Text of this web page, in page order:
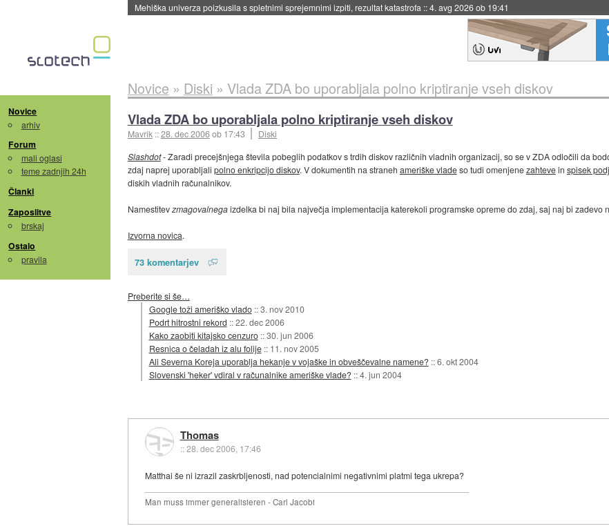
Evropska vesoljska agencija razvija svojo raketo za večkratno uporabo::4. avg 2026 ob 19:41
Novice
arhiv
Forum
mali oglasi
teme zadnjih 24h
Članki
Zaposlitve
brskaj
Ostalo
pravila
Novice » Diski » Vlada ZDA bo uporabljala polno kriptiranje vseh diskov
Vlada ZDA bo uporabljala polno kriptiranje vseh diskov
Mavrik ::28. dec 2006ob 17:43
Diski
Slashdot- Zaradi precejšnjega števila pobeglih podatkov s trdih diskov različnih vladnih organizacij, so se v ZDA odločili da
zdaj naprej uporabljali polno enkripcijo diskov. V dokumentih na straneh ameriške vladeso tudi omenjenezahtevein spisek
diskih vladnih računalnikov.
Namestitevzmagovalnegaizdelka bi naj bila največja implementacija katerekoli programske opreme do zdaj, saj naj bi zadevo
Izvorna novica.
73 komentarjev
Preberite si še…
Google toži ameriško vlado ::3. nov 2010
Podrt hitrostni rekord ::22. dec 2006
Kako zaobiti kitajsko cenzuro ::30. jun 2006
Resnica o čeladah iz alu folije :: 11. nov 2005
Ali Severna Koreja uporablja hekanje v vojaške in obveščevalne namene? ::6. okt 2004
Slovenski 'heker' vdiral v računalnike ameriške vlade? ::4. jun 2004
Thomas
::28. dec 2006, 17:46
Matthai še ni izrazil zaskrbljenosti, nad potencialnimi negativnimi platmi tega ukrepa?
Man muss immer generalisieren - Carl Jacobi